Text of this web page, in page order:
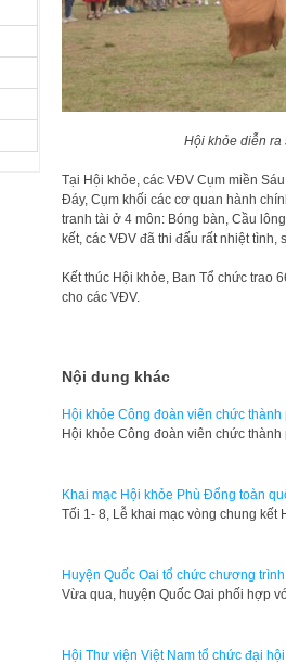
Hội khỏe diễn
Tại Hội khỏe, các VĐV Cụm miền
Đáy, Cụm khối các cơ quan hành
tranh tài ở 4 môn: Bóng bàn, Cầu
kết, các VĐV đã thi đấu rất nhiệt
Kết thúc Hội khỏe, Ban Tổ chức trao
cho các VĐV.
Nội dung khác
Hội khỏe Công đoàn viên chức
Hội khỏe Công đoàn viên chức
Khai mạc Hội khỏe Phù Đổng toàn
Tối 1- 8, Lễ khai mạc vòng chung
Huyện Quốc Oai tổ chức chương
Vừa qua, huyện Quốc Oai phối hợp
Hội Thư viện Việt Nam tổ chức đại